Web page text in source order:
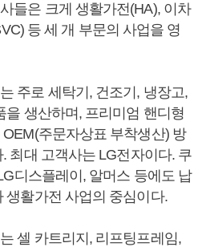
들은 크게 생활가전(HA), 이차
등 세 개 부문의 사업을 영
주로 세탁기, 건조기, 냉장고,
을 생산하며, 프리미엄 핸디형
주문자상표 부착생산) 방
최대 고객사는 LG전자이다. 쿠
디스플레이, 알머스 등에도 납
생활가전 사업의 중심이다.
셀 카트리지, 리프팅프레임,